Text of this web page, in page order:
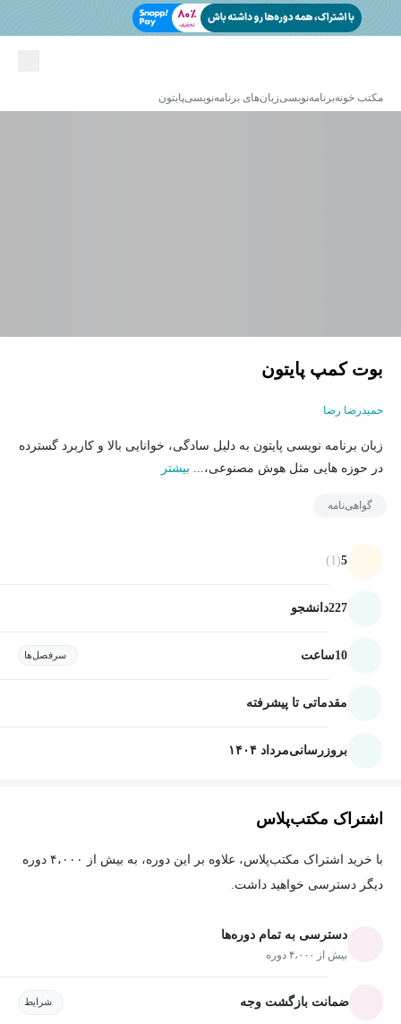
مکتب خونهبرنامه‌نویسیزبان‌های برنامه‌نویسیپایتون
بوت کمپ پایتون
حمیدرضا رضا
زبان برنامه نویسی پایتون به دلیل سادگی، خوانایی بالا و کاربرد گسترده
در حوزه هایی مثل هوش مصنوعی،... بیشتر
گواهی‌نامه
5
(1)
227دانشجو
10ساعت سرفصل‌ها
مقدماتی تا پیشرفته
بروزرسانیمرداد ۱۴۰۴
اشتراک مکتب‌پلاس
با خرید اشتراک مکتب‌پلاس، علاوه بر این دوره، به بیش از ۴،۰۰۰ دوره
دیگر دسترسی خواهید داشت.
دسترسی به تمام دوره‌ها
بیش از ۴،۰۰۰ دوره
ضمانت بازگشت وجه شرایط